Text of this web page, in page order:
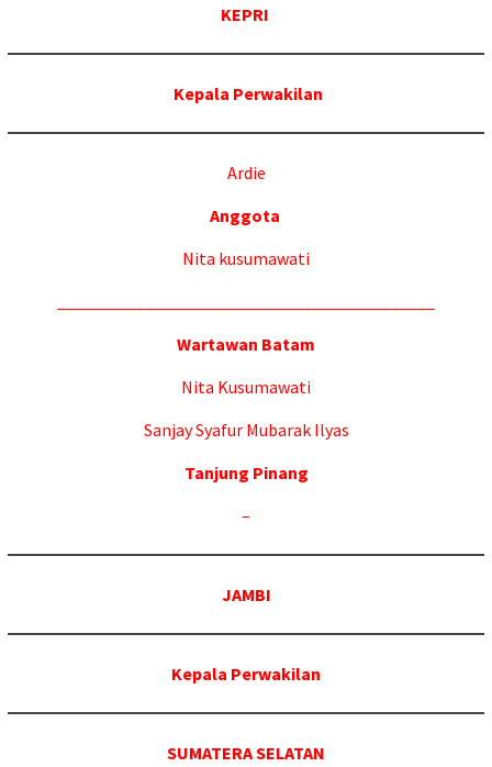
KEPRI
Kepala Perwakilan
Ardie
Anggota
Nita kusumawati
Wartawan Batam
Nita Kusumawati
Sanjay Syafur Mubarak Ilyas
Tanjung Pinang
–
JAMBI
Kepala Perwakilan
SUMATERA SELATAN